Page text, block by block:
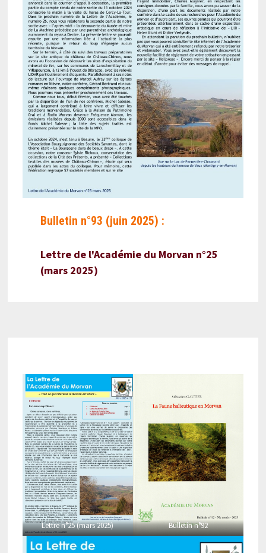
Bulletin n°93 (juin 2025) :
Lettre de l'Académie du Morvan n°25
(mars 2025)
Lettre n°25 (mars 2025) Bulletin n°92